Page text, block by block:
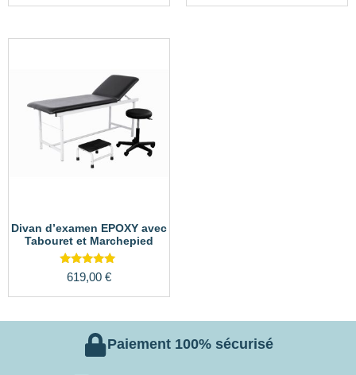
Divan d’examen EPOXY avec
Tabouret et Marchepied
Note
5.00
sur 5
619,00 €
Paiement 100% sécurisé